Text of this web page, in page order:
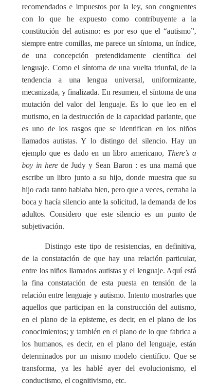
recomendados e impuestos por la ley, son congruentes
con lo que he expuesto como contribuyente a la
constitución del autismo: es por eso que el “autismo”,
siempre entre comillas, me parece un síntoma, un índice,
de una concepción pretendidamente científica del
lenguaje. Como el síntoma de una vuelta triunfal, de la
tendencia a una lengua universal, uniformizante,
mecanizada, y finalizada. En resumen, el síntoma de una
mutación del valor del lenguaje. Es lo que leo en el
mutismo, en la destrucción de la capacidad parlante, que
es uno de los rasgos que se identifican en los niños
llamados autistas. Y lo distingo del silencio. Hay un
ejemplo que es dado en un libro americano, There’s a
boy in herede Judy y Sean Baron : es una mamá que
escribe un libro junto a su hijo, donde muestra que su
hijo cada tanto hablaba bien, pero que a veces, cerraba la
boca y hacía silencio ante la solicitud, la demanda de los
adultos. Considero que este silencio es un punto de
subjetivación.
Distingo este tipo de resistencias, en definitiva,
de la constatación de que hay una relación particular,
entre los niños llamados autistas y el lenguaje. Aquí está
la fina constatación de esta puesta en tensión de la
relación entre lenguaje y autismo. Intento mostrarles que
aquellos que participan en la construcción del autismo,
en el plano de la episteme, es decir, en el plano de los
conocimientos; y también en el plano de lo que fabrica a
los humanos, es decir, en el plano del lenguaje, están
determinados por un mismo modelo científico. Que se
transforma, ya les hablé ayer del evolucionismo, el
conductismo, el cognitivismo, etc.